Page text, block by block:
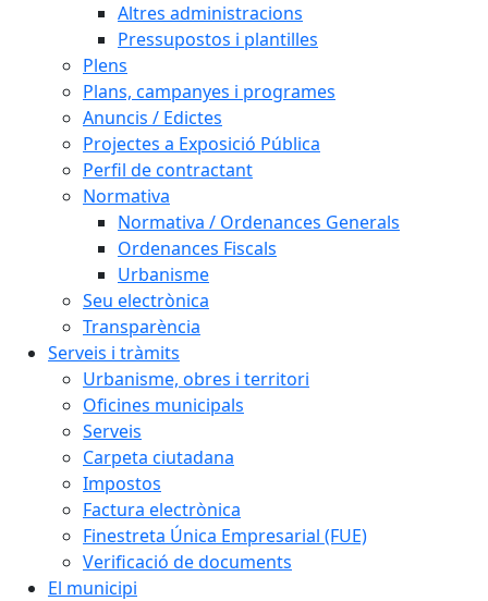
Altres administracions
Pressupostos i plantilles
Plens
Plans, campanyes i programes
Anuncis / Edictes
Projectes a Exposició Pública
Perfil de contractant
Normativa
Normativa / Ordenances Generals
Ordenances Fiscals
Urbanisme
Seu electrònica
Transparència
Serveis i tràmits
Urbanisme, obres i territori
Oficines municipals
Serveis
Carpeta ciutadana
Impostos
Factura electrònica
Finestreta Única Empresarial (FUE)
Verificació de documents
El municipi